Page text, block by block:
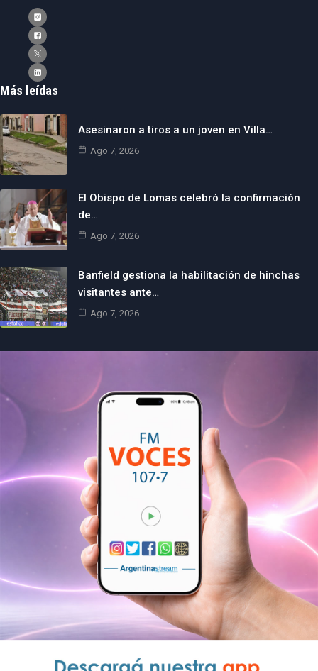
Más leídas
Asesinaron a tiros a un joven en Villa…
Ago 7, 2026
El Obispo de Lomas celebró la confirmación
de…
Ago 7, 2026
Banfield gestiona la habilitación de hinchas
visitantes ante…
Ago 7, 2026